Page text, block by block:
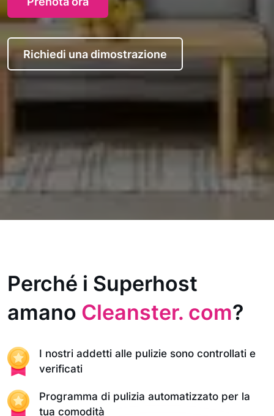
Richiedi una dimostrazione
Perché i Superhost
amano Cleanster. com?
I nostri addetti alle pulizie sono controllati e
verificati
Programma di pulizia automatizzato per la
tua comodità